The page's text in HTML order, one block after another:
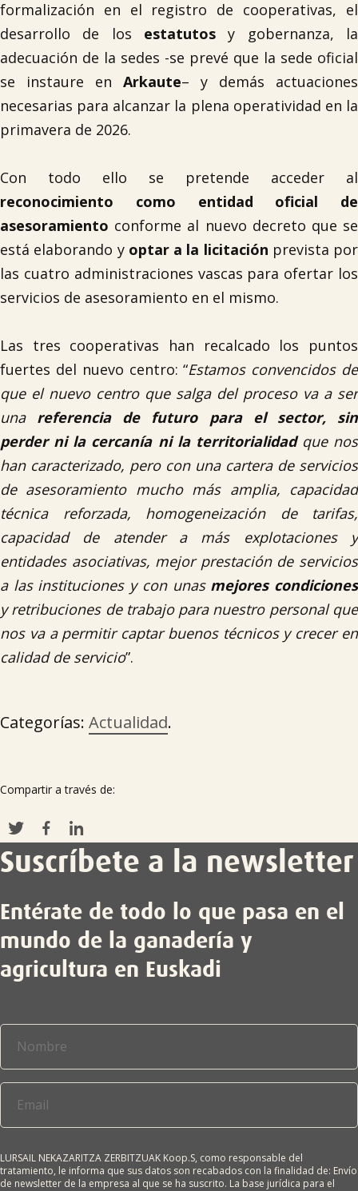
formalización en el registro de cooperativas, el
desarrollo de los estatutos y gobernanza, la
adecuación de la sedes -se prevé que la sede oficial
se instaure en Arkaute– y demás actuaciones
necesarias para alcanzar la plena operatividad en la
primavera de 2026.
Con todo ello se pretende acceder al
reconocimiento como entidad oficial de
asesoramiento conforme al nuevo decreto que se
está elaborando y optar a la licitación prevista por
las cuatro administraciones vascas para ofertar los
servicios de asesoramiento en el mismo.
Las tres cooperativas han recalcado los puntos
fuertes del nuevo centro: “Estamos convencidos de
que el nuevo centro que salga del proceso va a ser
una referencia de futuro para el sector, sin
perder ni la cercanía ni la territorialidadque nos
han caracterizado, pero con una cartera de servicios
de asesoramiento mucho más amplia, capacidad
técnica reforzada, homogeneización de tarifas,
capacidad de atender a más explotaciones y
entidades asociativas, mejor prestación de servicios
a las instituciones y con unas mejores condiciones
y retribuciones de trabajo para nuestro personal que
nos va a permitir captar buenos técnicos y crecer en
calidad de servicio”.
Categorías: Actualidad.
Compartir a través de:
Suscríbete a la newsletter
Entérate de todo lo que pasa en el
mundo de la ganadería y
agricultura en Euskadi
LURSAIL NEKAZARITZA ZERBITZUAK Koop.S, como responsable del
tratamiento, le informa que sus datos son recabados con la finalidad de: Envío
de newsletter de la empresa al que se ha suscrito. La base jurídica para el